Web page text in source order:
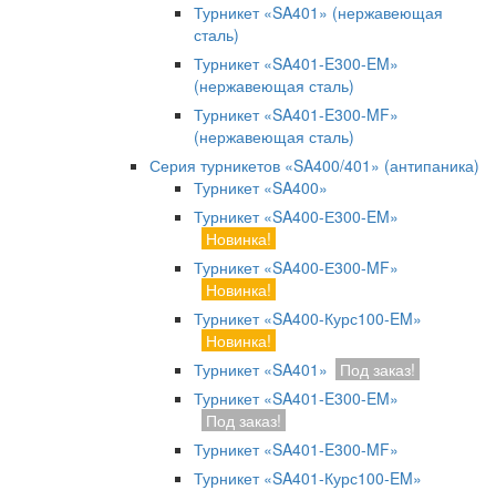
Турникет «SA401» (нержавеющая
сталь)
Турникет «SA401-E300-EM»
(нержавеющая сталь)
Турникет «SA401-E300-MF»
(нержавеющая сталь)
Серия турникетов «SA400/401» (антипаника)
Турникет «SA400»
Турникет «SA400-Е300-EM»
Новинка!
Турникет «SA400-Е300-MF»
Новинка!
Турникет «SA400-Курс100-EM»
Новинка!
Турникет «SA401»
Под заказ!
Турникет «SA401-E300-EM»
Под заказ!
Турникет «SA401-E300-MF»
Турникет «SA401-Курс100-EM»